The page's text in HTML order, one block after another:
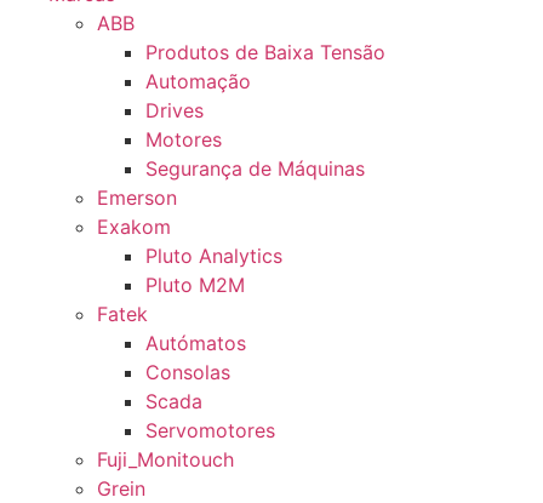
ABB
Produtos de Baixa Tensão
Automação
Drives
Motores
Segurança de Máquinas
Emerson
Exakom
Pluto Analytics
Pluto M2M
Fatek
Autómatos
Consolas
Scada
Servomotores
Fuji_Monitouch
Grein